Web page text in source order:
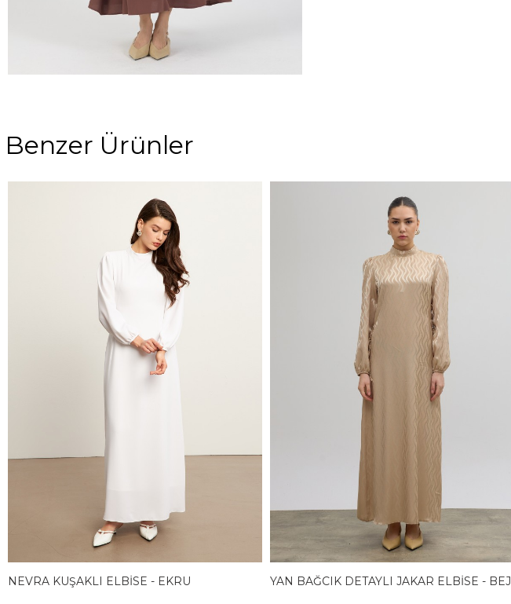
Benzer Ürünler
NEVRA KUŞAKLI ELBISE - EKRU YAN BAĞCIK DETAYLI JAKAR ELBISE - BEJ